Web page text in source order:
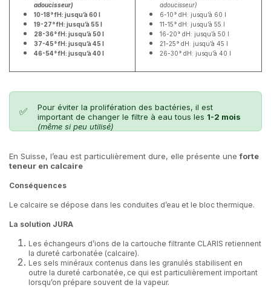
adoucisseur)
10-18° fH: jusqu’à 60 l
19-27° fH: jusqu’à 55 l
28-36° fH: jusqu’à 50 l
37-45° fH: jusqu’à 45 l
46-54° fH: jusqu’à 40 l
adoucisseur)
6-10° dH: jusqu’à 60 l
11-15° dH: jusqu’à 55 l
16-20° dH: jusqu’à 50 l
21-25° dH: jusqu’à 45 l
26-30° dH: jusqu’à 40 l
✅
Pour éviter la prolifération des bactéries, il est
important de changer le filtre à eau tous les 1-2 mois
(même si peu utilisé)
En Suisse, l’eau est particulièrement dure, elle présente uneforte
teneur en calcaire
Conséquences
Le calcaire se dépose dans les conduites d’eau et le bloc thermique.
La solution JURA
Les échangeurs d’ions de la cartouche filtrante CLARIS retiennent
la dureté carbonatée (calcaire).
Les sels minéraux contenus dans les granulés stabilisent en
outre la dureté carbonatée, ce qui est particulièrement important
lorsqu’on prépare souvent de la vapeur.